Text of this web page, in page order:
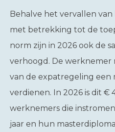
Behalve het vervallen
met betrekking tot de
norm zijn in 2026 ook de
verhoogd. De werknemer
van de expatregeling een
verdienen. In 2026 is dit €
werknemers die
jaar en hun